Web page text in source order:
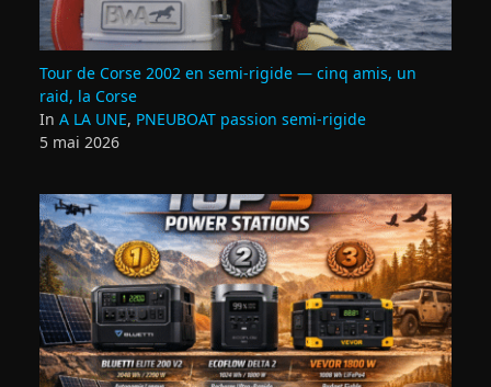
Tour de Corse 2002 en semi‑rigide — cinq amis, un
raid, la Corse
In A LA UNE, PNEUBOAT passion semi-rigide
5 mai 2026